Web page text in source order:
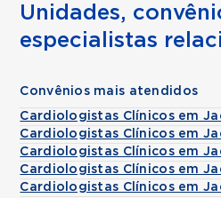
Unidades,
especialistas
Convênios mais atendidos
Cardiologistas Clínicos em
Cardiologistas Clínicos em
Cardiologistas Clínicos em
Cardiologistas Clínicos em
Cardiologistas Clínicos em